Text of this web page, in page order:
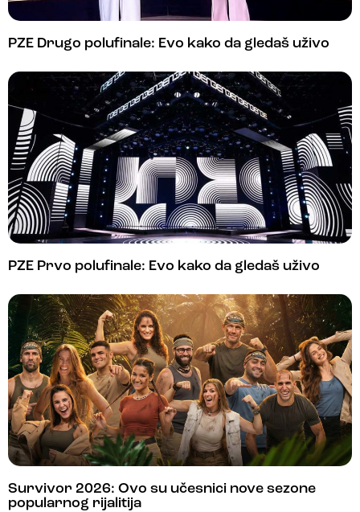
PZE Drugo polufinale: Evo kako da gledaš uživo
PZE Prvo polufinale: Evo kako da gledaš uživo
Survivor 2026: Ovo su učesnici nove sezone
popularnog rijalitija